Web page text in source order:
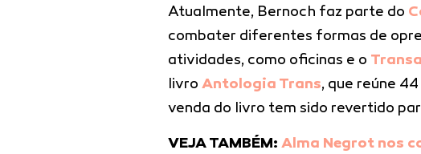
Atualmente, Bernoch faz parte do
combater diferentes formas de
atividades, como oficinas e o
livro Antologia Trans, que reúne
venda do livro tem sido revertido
VEJA TAMBÉM: Alma Negrot nos